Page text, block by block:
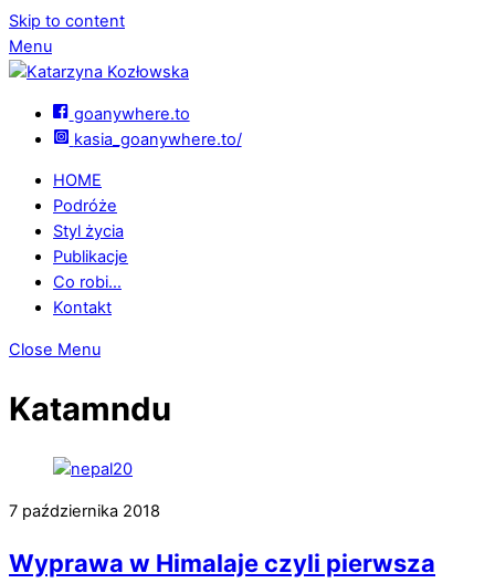
Skip to content
Menu
goanywhere.to
kasia_goanywhere.to/
HOME
Podróże
Styl życia
Publikacje
Co robi…
Kontakt
Close Menu
Katamndu
7 października 2018
Wyprawa w Himalaje czyli pierwsza